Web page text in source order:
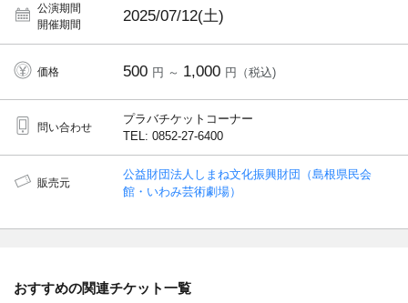
公演期間
開催期間
2025/07/12(土)
価格 500 円 ～ 1,000 円（税込)
問い合わせ
プラバチケットコーナー
TEL: 0852-27-6400
販売元
公益財団法人しまね文化振興財団（島根県民会
館・いわみ芸術劇場）
おすすめの関連チケット一覧